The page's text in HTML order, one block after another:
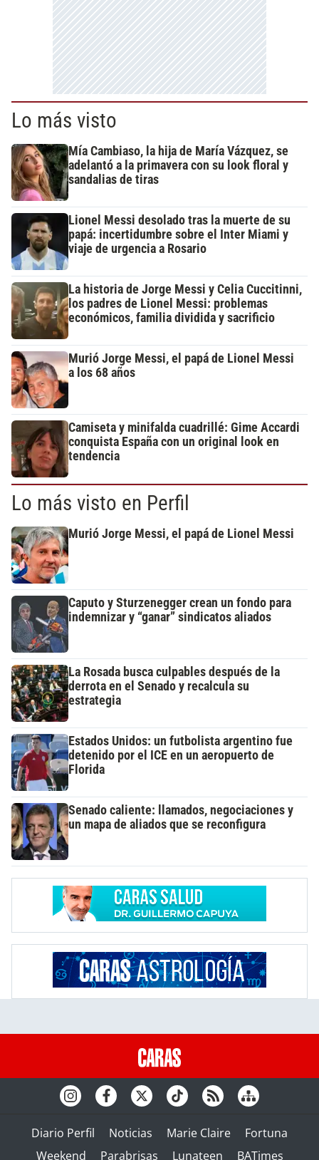
Lo más visto
Mía Cambiaso, la hija de María Vázquez, se
adelantó a la primavera con su look floral y
sandalias de tiras
Lionel Messi desolado tras la muerte de su
papá: incertidumbre sobre el Inter Miami y
viaje de urgencia a Rosario
La historia de Jorge Messi y Celia Cuccitinni,
los padres de Lionel Messi: problemas
económicos, familia dividida y sacrificio
Murió Jorge Messi, el papá de Lionel Messi
a los 68 años
Camiseta y minifalda cuadrillé: Gime Accardi
conquista España con un original look en
tendencia
Lo más visto en Perfil
Murió Jorge Messi, el papá de Lionel Messi
Caputo y Sturzenegger crean un fondo para
indemnizar y “ganar” sindicatos aliados
La Rosada busca culpables después de la
derrota en el Senado y recalcula su
estrategia
Estados Unidos: un futbolista argentino fue
detenido por el ICE en un aeropuerto de
Florida
Senado caliente: llamados, negociaciones y
un mapa de aliados que se reconfigura
Diario Perfil Noticias Marie Claire
Fortuna
Weekend
Parabrisas Lunateen BATimes